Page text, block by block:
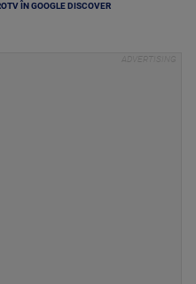
ÎN GOOGLE DISCOVER